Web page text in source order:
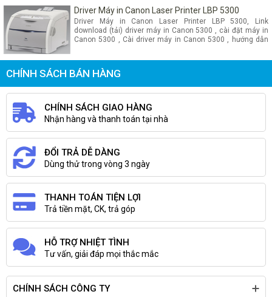
Windows 8 - Công ty máy tính Trần Phong chuyên cung
cấp linh kiện máy tính, linh kiện máy in, sửa chữa máy in,
đổ mực máy in , thay trống máy in , sửa máy in canon bị in
mờ , kẹt giấy , không in được... cung cấp Cartridge máy in
canon 6300Dn , hộp mực máy in canon 6300Dn chính
Driver Máy in Canon Laser Printer LBP 5300
Driver Máy in Canon Laser Printer LBP 5300, Link
download (tải) driver máy in Canon 5300 , cài đặt máy in
Canon 5300 , Cài driver máy in Canon 5300 , hướng dẫn
ty máy tính Trần Phong chuyên cung cấp linh kiện máy
tính, linh kiện máy in, sửa chữa máy in, đổ mực máy in ,
không in được... cung cấp Cartridge máy in canon 5300 ,
hộp mực máy in canon 5300 chính hãng, giá rẻ
CHÍNH SÁCH BÁN HÀNG
CHÍNH SÁCH GIAO HÀNG
Nhận hàng và thanh toán tại nhà
ĐỔI TRẢ DỄ DÀNG
Dùng thử trong vòng 3 ngày
THANH TOÁN TIỆN LỢI
Trả tiền mặt, CK, trả góp
HỖ TRỢ NHIỆT TÌNH
Tư vấn, giải đáp mọi thắc mắc
CHÍNH SÁCH CÔNG TY